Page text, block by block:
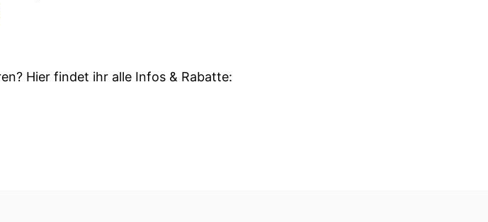
Hier findet ihr alle Infos & Rabatte: